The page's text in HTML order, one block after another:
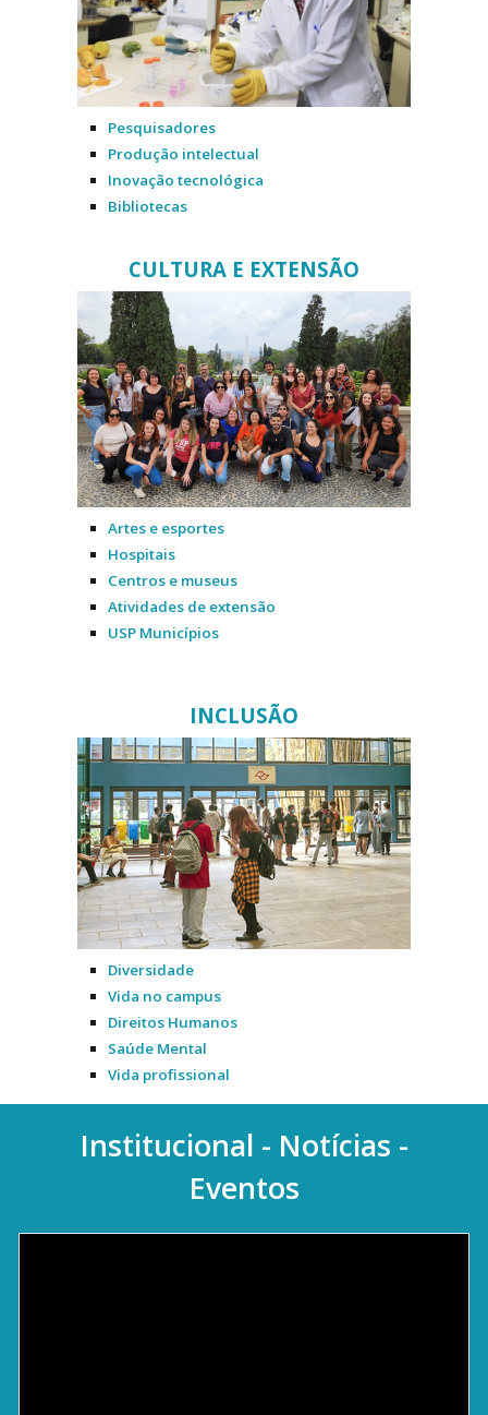
Pesquisadores
Produção intelectual
Inovação tecnológica
Bibliotecas
CULTURA E EXTENSÃO
Artes e esportes
Hospitais
Centros e museus
Atividades de extensão
USP Municípios
INCLUSÃO
Diversidade
Vida no campus
Direitos Humanos
Saúde Mental
Vida profissional
Institucional - Notícias -
Eventos